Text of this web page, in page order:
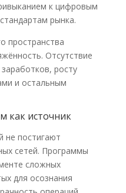
к цифровым
рынка.
пространства
Отсутствие
росту
и остальным
как источник
не постигают
сетей. Программы
сложных
для осознания